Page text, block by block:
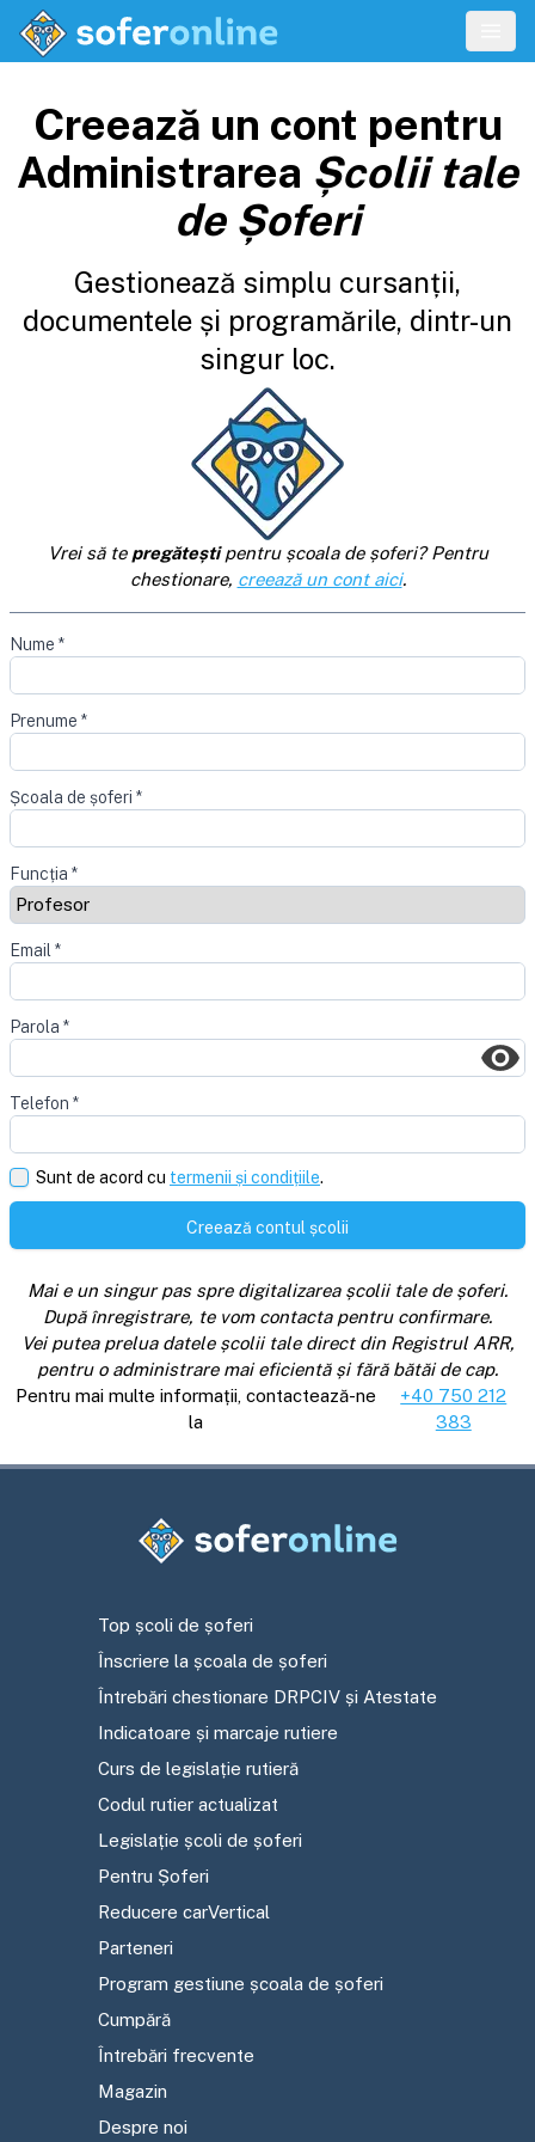
Creează un cont pentru
Administrarea Școlii tale
de Șoferi
Gestionează simplu cursanții,
documentele și programările, dintr-un
singur loc.
Vrei să te pregăteștipentru școala de șoferi? Pentru
chestionare, creează un cont aici.
Nume *
Prenume *
Școala de șoferi *
Funcția *
Email *
Parola *
Telefon *
Sunt de acord cu termenii și condițiile.
Creează contul școlii
Mai e un singur pas spre digitalizarea școlii tale de șoferi.
După înregistrare, te vom contacta pentru confirmare.
Vei putea prelua datele școlii tale direct din Registrul ARR,
pentru o administrare mai eficientă și fără bătăi de cap.
Pentru mai multe informații, contactează-ne
la
+40 750 212
383
Top școli de șoferi
Înscriere la școala de șoferi
Întrebări chestionare DRPCIV și Atestate
Indicatoare și marcaje rutiere
Curs de legislație rutieră
Codul rutier actualizat
Legislație școli de șoferi
Pentru Șoferi
Reducere carVertical
Parteneri
Program gestiune școala de șoferi
Cumpără
Întrebări frecvente
Magazin
Despre noi